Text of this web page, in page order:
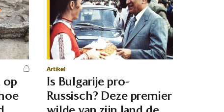
op
Artikel
Is Bulgarije pro-
Russisch? Deze premier